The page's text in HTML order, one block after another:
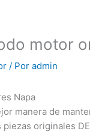
motor
/ Poradmin
Napa
manera de
piezas originales